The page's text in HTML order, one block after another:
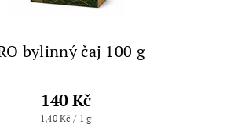
bylinný čaj 100 g
140 Kč
1,40 Kč / 1 g